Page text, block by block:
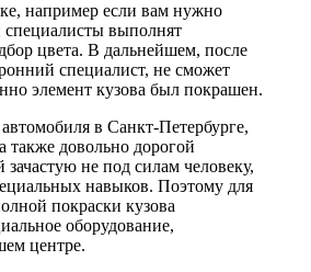
например если вам нужно
специалисты выполнят
цвета. В дальнейшем, после
специалист, не сможет
элемент кузова был покрашен.
в Санкт-Петербурге,
также довольно дорогой
зачастую не под силам человеку,
навыков. Поэтому для
покраски кузова
оборудование,
центре.